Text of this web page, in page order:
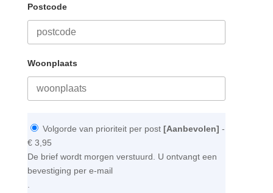
Postcode
Woonplaats
Volgorde van prioriteit per post [Aanbevolen] -
€ 3,95
De brief wordt morgen verstuurd. U ontvangt een
bevestiging per e-mail
.